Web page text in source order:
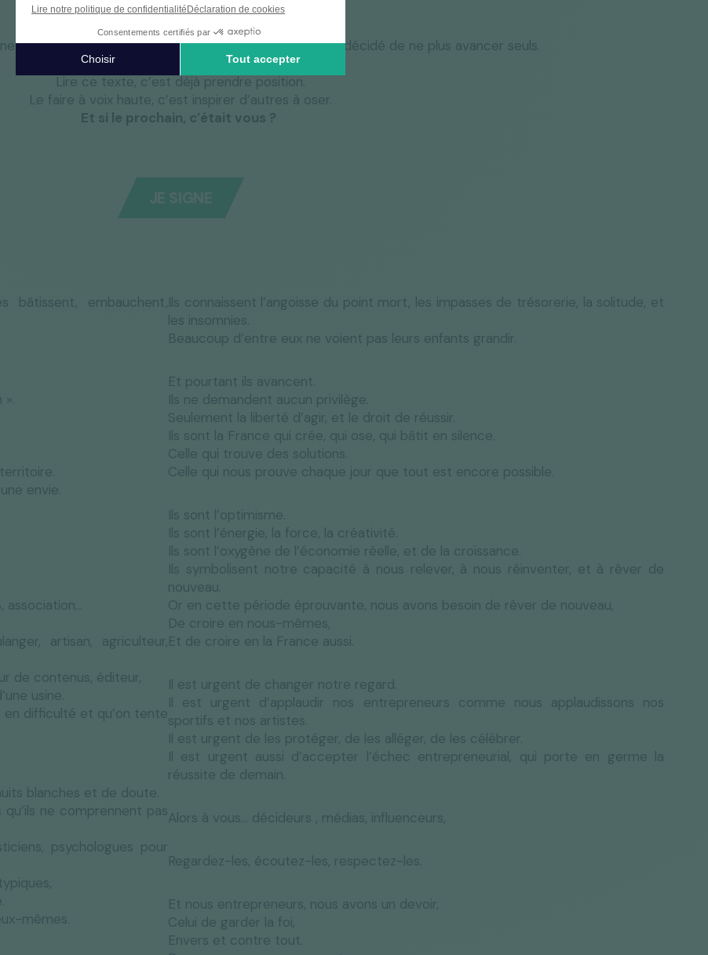
Derrière chaque vidéo, il y a une histoire.
Un parcours. Des doutes. Des réussites.
prise de parole portée par des entrepreneurs qui ont décidé de ne plus avancer seuls.
De partager. De transmettre. D’incarner.
Lire ce texte, c’est déjà prendre position.
Le faire à voix haute, c’est inspirer d’autres à oser.
Et si le prochain, c’était vous ?
JE SIGNE
embauchent,
envie.
artisan, agriculteur,
de contenus, éditeur,
usine.
difficulté et qu’on tente
blanches et de doute.
ne comprennent pas
psychologues pour
mêmes.
Ils connaissent l’angoisse du point mort, les impasses de trésorerie, la solitude, et
les insomnies.
Beaucoup d’entre eux ne voient pas leurs enfants grandir.
Et pourtant ils avancent.
Ils ne demandent aucun privilège.
Seulement la liberté d’agir, et le droit de réussir.
Ils sont la France qui crée, qui ose, qui bâtit en silence.
Celle qui trouve des solutions.
Celle qui nous prouve chaque jour que tout est encore possible.
Ils sont l’optimisme.
Ils sont l’énergie, la force, la créativité.
Ils sont l’oxygène de l’économie réelle, et de la croissance.
Ils symbolisent notre capacité à nous relever, à nous réinventer, et à rêver de
nouveau.
Or en cette période éprouvante, nous avons besoin de rêver de nouveau,
De croire en nous-mêmes,
Et de croire en la France aussi.
Il est urgent de changer notre regard.
Il est urgent d’applaudir nos entrepreneurs comme nous applaudissons nos
sportifs et nos artistes.
Il est urgent de les protéger, de les alléger, de les célébrer.
Il est urgent aussi d’accepter l’échec entrepreneurial, qui porte en germe la
réussite de demain.
Alors à vous… décideurs , médias, influenceurs,
Regardez-les, écoutez-les, respectez-les.
Et nous entrepreneurs, nous avons un devoir,
Celui de garder la foi,
Envers et contre tout.